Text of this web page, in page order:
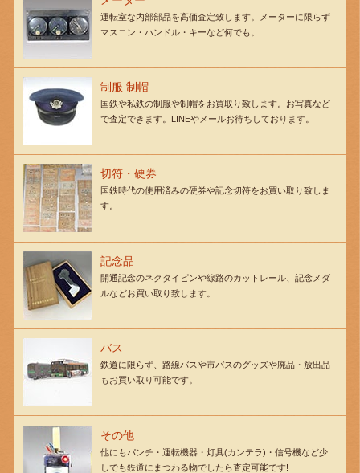
運転室な内部部品を高価査定致します。メーターに限らず
マスコン・ハンドル・キーなど何でも。
制服 制帽
国鉄や私鉄の制服や制帽をお買取り致します。お写真など
で査定できます。LINEやメールお待ちしております。
切符・硬券
国鉄時代の使用済みの硬券や記念切符をお買い取り致しま
す。
記念品
開通記念のネクタイピンや線路のカットレール、記念メダ
ルなどお買い取り致します。
バス
鉄道に限らず、路線バスや市バスのグッズや廃品・放出品
もお買い取り可能です。
その他
他にもパンチ・運転機器・灯具(カンテラ)・信号機など少
しでも鉄道にまつわる物でしたら査定可能です!